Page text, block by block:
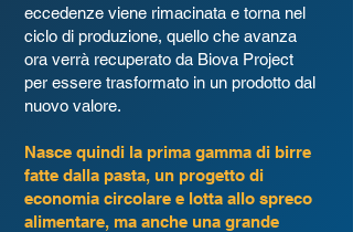
eccedenze viene rimacinata e torna nel
ciclo di produzione, quello che avanza
ora verrà recuperato da Biova Project
per essere trasformato in un prodotto dal
nuovo valore.
Nasce quindi la prima gamma di birre
fatte dalla pasta, un progetto di
economia circolare e lotta allo spreco
alimentare, ma anche una grande